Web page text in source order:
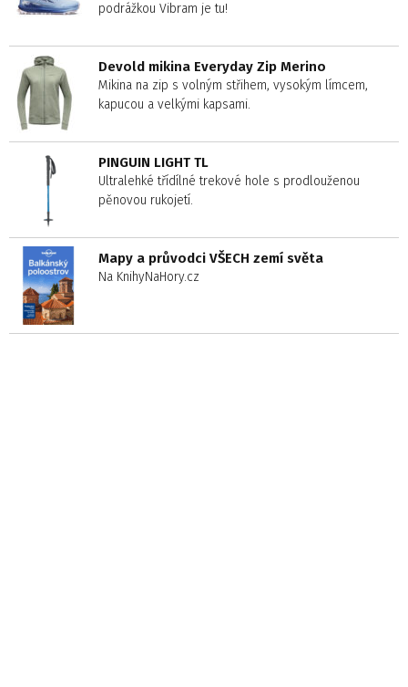
podrážkou Vibram je tu!
Devold mikina Everyday Zip Merino
Mikina na zip s volným střihem, vysokým límcem,
kapucou a velkými kapsami.
PINGUIN LIGHT TL
Ultralehké třídílné trekové hole s prodlouženou
pěnovou rukojetí.
Mapy a průvodci VŠECH zemí světa
Na KnihyNaHory.cz